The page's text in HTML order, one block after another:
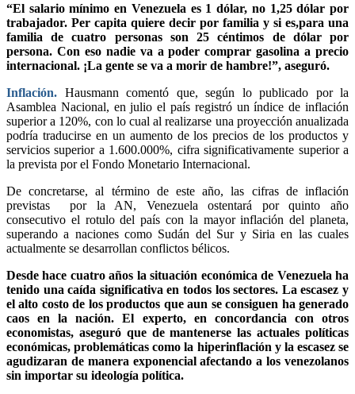
“El salario mínimo en Venezuela es 1 dólar, no 1,25 dólar por
trabajador. Per capita quiere decir por familia y si es,para una
familia de cuatro personas son 25 céntimos de dólar por
persona. Con eso nadie va a poder comprar gasolina a precio
internacional. ¡La gente se va a morir de hambre!”, aseguró.
Inflación. Hausmann comentó que, según lo publicado por la
Asamblea Nacional, en julio el país registró un índice de inflación
superior a 120%, con lo cual al realizarse una proyección anualizada
podría traducirse en un aumento de los precios de los productos y
servicios superior a 1.600.000%, cifra significativamente superior a
la prevista por el Fondo Monetario Internacional.
De concretarse, al término de este año, las cifras de inflación
previstas por la AN, Venezuela ostentará por quinto año
consecutivo el rotulo del país con la mayor inflación del planeta,
superando a naciones como Sudán del Sur y Siria en las cuales
actualmente se desarrollan conflictos bélicos.
Desde hace cuatro años la situación económica de Venezuela ha
tenido una caída significativa en todos los sectores. La escasez y
el alto costo de los productos que aun se consiguen ha generado
caos en la nación. El experto, en concordancia con otros
economistas, aseguró que de mantenerse las actuales políticas
económicas, problemáticas como la hiperinflación y la escasez se
agudizaran de manera exponencial afectando a los venezolanos
sin importar su ideología política.